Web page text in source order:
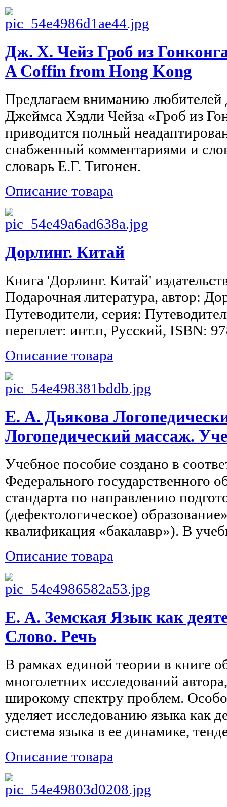
Дж. Х. Чейз Гроб из
A Coffin from Hong Kong
Предлагаем вниманию любителей
Джеймса Хэдли Чейза «Гроб из
приводится полный
снабженный комментариями и
словарь Е.Г. Тигонен.
Описание товара
Дорлинг. Китай
Книга 'Дорлинг. Китай'
Подарочная литература, автор:
Путеводители, серия:
переплет: инт.п, Русский, ISBN:
Описание товара
Е. А. Дьякова
Логопедический массаж.
Учебное пособие создано в
Федерального государственного
стандарта по направлению
(дефектологическое)
квалификация «бакалавр»). В
Описание товара
Е. А. Земская Язык как
Слово. Речь
В рамках единой теории в книге
многолетних исследований
широкому спектру проблем.
уделяет исследованию языка как
система языка в ее динамике,
Описание товара